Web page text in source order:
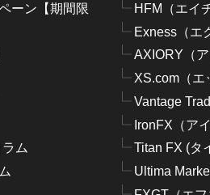
ーン【期間限
ム
HFM（エイ
Exness（エ
AXIORY（ア
XS.com（エ
Vantage
IronFX（ア
Titan FX (タ
Ultima